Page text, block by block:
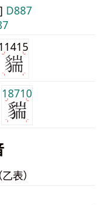
D887
18710
表）